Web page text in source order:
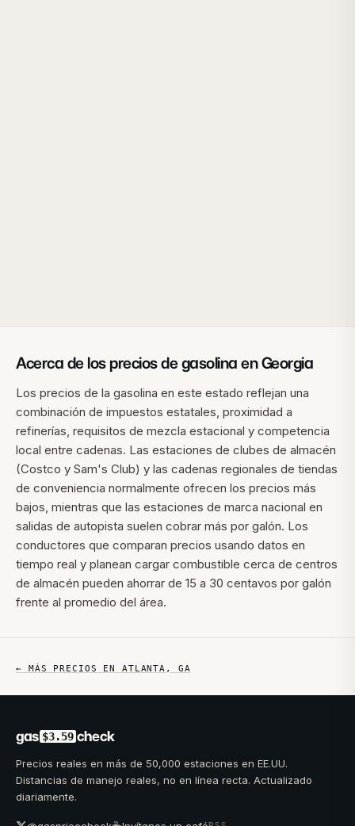
Acerca de los precios de gasolina en Georgia
Los precios de la gasolina en este estado reflejan una
combinación de impuestos estatales, proximidad a
refinerías, requisitos de mezcla estacional y competencia
local entre cadenas. Las estaciones de clubes de almacén
(Costco y Sam's Club) y las cadenas regionales de tiendas
de conveniencia normalmente ofrecen los precios más
bajos, mientras que las estaciones de marca nacional en
salidas de autopista suelen cobrar más por galón. Los
conductores que comparan precios usando datos en
tiempo real y planean cargar combustible cerca de centros
de almacén pueden ahorrar de 15 a 30 centavos por galón
frente al promedio del área.
← MÁS PRECIOS EN ATLANTA , GA
gas $3.59 check
Precios reales en más de 50,000 estaciones en EE.UU.
Distancias de manejo reales, no en línea recta. Actualizado
diariamente.